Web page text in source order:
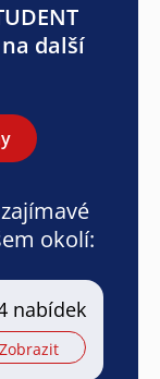
další
okolí:
nabídek
Zobrazit